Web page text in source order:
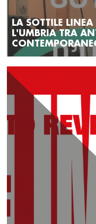
LA SOTTILE
L'UMBRIA TRA